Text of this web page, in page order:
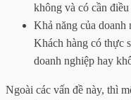
không và có cần
Khả năng của doanh
Khách hàng có thực
doanh nghiệp hay
Ngoài các vấn đề này, thì